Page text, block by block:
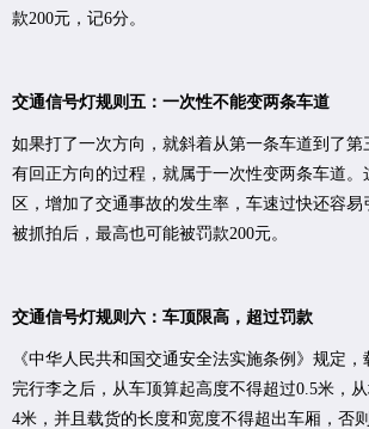
款200元，记6分。
交通信号灯规则五：一次性不能变两条车道
如果打了一次方向，就斜着从第一条车道到了
有回正方向的过程，就属于一次性变两条车道
区，增加了交通事故的发生率，车速过快还容
被抓拍后，最高也可能被罚款200元。
交通信号灯规则六：车顶限高，超过罚款
《中华人民共和国交通安全法实施条例》规定
完行李之后，从车顶算起高度不得超过0.5米，
4米，并且载货的长度和宽度不得超出车厢，否